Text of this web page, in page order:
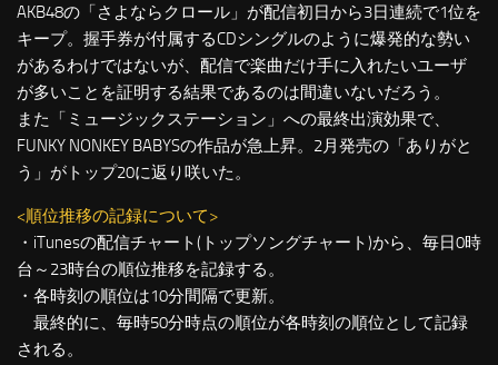
AKB48の「さよならクロール」が配信初日から3日連続で1位を
キープ。握手券が付属するCDシングルのように爆発的な勢い
があるわけではないが、配信で楽曲だけ手に入れたいユーザ
が多いことを証明する結果であるのは間違いないだろう。
また「ミュージックステーション」への最終出演効果で、
FUNKY NONKEY BABYSの作品が急上昇。2月発売の「ありがと
う」がトップ20に返り咲いた。
<順位推移の記録について>
・iTunesの配信チャート(トップソングチャート)から、毎日0時
台～23時台の順位推移を記録する。
・各時刻の順位は10分間隔で更新。
最終的に、毎時50分時点の順位が各時刻の順位として記録
される。